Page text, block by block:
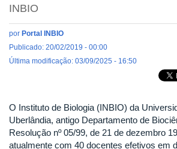
INBIO
por Portal INBIO
Publicado: 20/02/2019 - 00:00
Última modificação: 03/09/2025 - 16:50
O Instituto de Biologia (INBIO) da
Uberlândia, antigo Departamento de
Resolução nº 05/99, de 21 de dezembro
atualmente com 40 docentes efetivos em